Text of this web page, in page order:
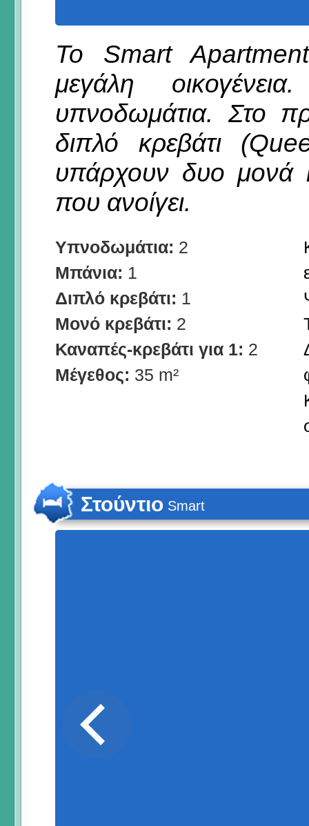
Το Smart Apartment
μεγάλη
υπνοδωμάτια. Στο
διπλό κρεβάτι
υπάρχουν δυο μονά
που ανοίγει.
Υπνοδωμάτια: 2
Μπάνια: 1
Διπλό κρεβάτι: 1
Μονό κρεβάτι: 2
Καναπές-κρεβάτι για 1: 2
Μέγεθος: 35 m²
Στούντιο Smart